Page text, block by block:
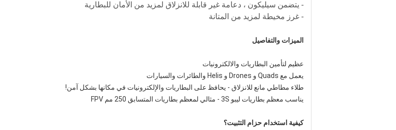
- يتضمن سيليكون ، دعامة غير قابلة للانزلاق لمزيد من الأمان للبطارية
- غرز مخيطة لمزيد من المتانة
الميزات والتفاصيل
عظيم لتأمين البطاريات والالكترونيات
يعمل مع Quads و Drones و Helis والطائرات والسيارات
طلاء مطاطي مانع للانزلاق - يحافظ على البطاريات والإلكترونيات في مكانها بشكل آمن!
يناسب معظم بطاريات ليبو 3S - مثالي لمعظم بطاريات المتسابق 250 مم FPV
كيفية استخدام حزام التثبيت؟